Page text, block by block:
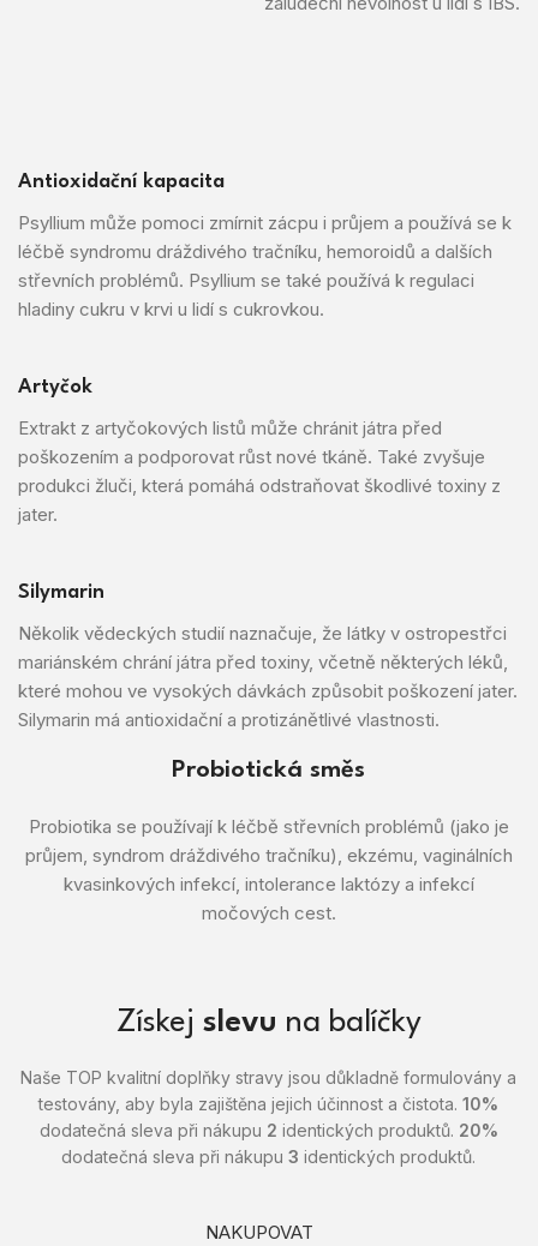
Antioxidační kapacita
Psyllium může pomoci zmírnit zácpu i průjem a používá se k
léčbě syndromu dráždivého tračníku, hemoroidů a dalších
střevních problémů. Psyllium se také používá k regulaci
hladiny cukru v krvi u lidí s cukrovkou.
Artyčok
Extrakt z artyčokových listů může chránit játra před
poškozením a podporovat růst nové tkáně. Také zvyšuje
produkci žluči, která pomáhá odstraňovat škodlivé toxiny z
jater.
Silymarin
Několik vědeckých studií naznačuje, že látky v ostropestřci
mariánském chrání játra před toxiny, včetně některých léků,
které mohou ve vysokých dávkách způsobit poškození jater.
Silymarin má antioxidační a protizánětlivé vlastnosti.
Probiotická směs
Probiotika se používají k léčbě střevních problémů (jako je
průjem, syndrom dráždivého tračníku), ekzému, vaginálních
kvasinkových infekcí, intolerance laktózy a infekcí
močových cest.
Získej slevu na balíčky
Naše TOP kvalitní doplňky stravy jsou důkladně formulovány a
testovány, aby byla zajištěna jejich účinnost a čistota.10%
dodatečná sleva při nákupu 2 identických produktů. 20%
dodatečná sleva při nákupu3 identických produktů.
NAKUPOVAT